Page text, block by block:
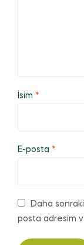
İsim *
E-posta *
Daha sonraki
posta adresim